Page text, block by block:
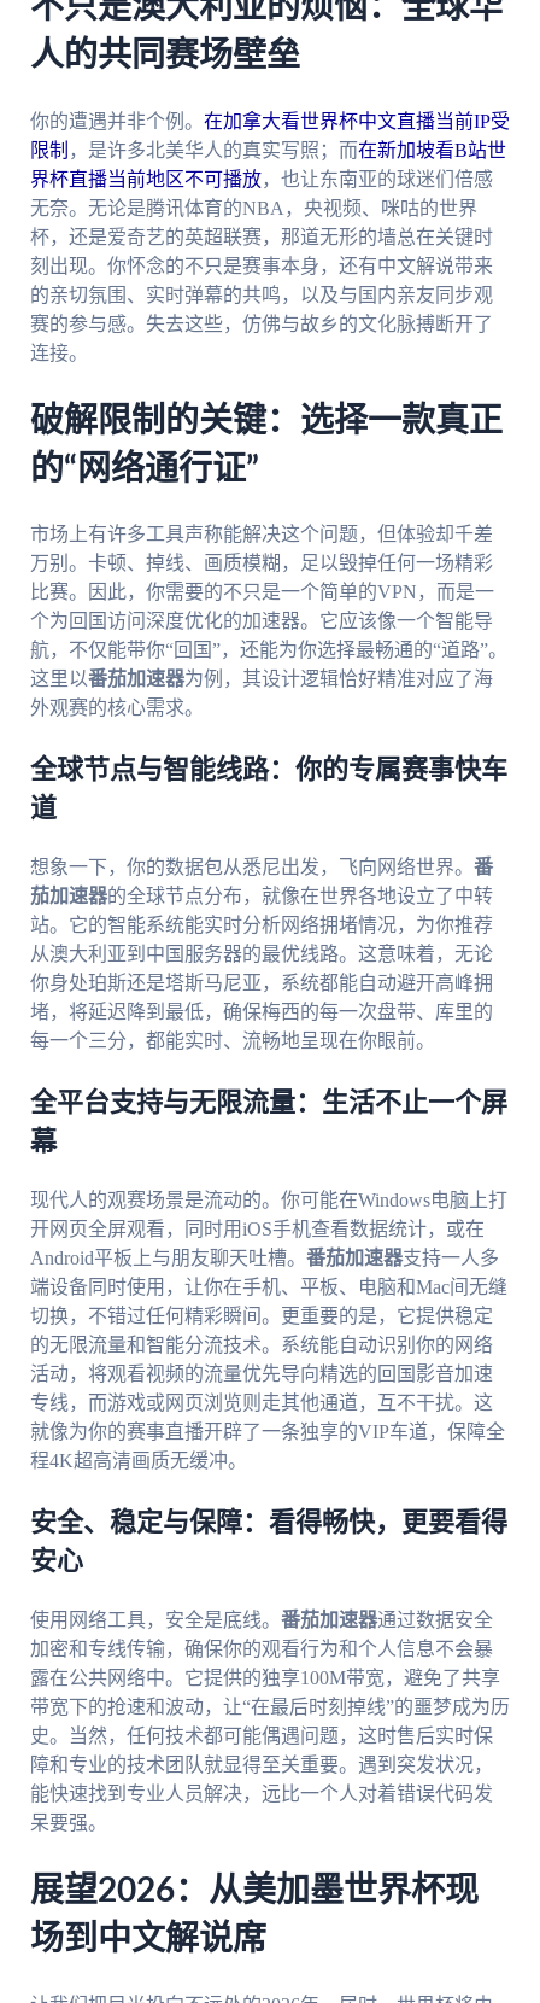
不只是澳大利亚的烦恼：全球华
人的共同赛场壁垒
你的遭遇并非个例。 在加拿大看世界杯中文直播当前IP受
限制 ，是许多北美华人的真实写照；而在新加坡看B站世
界杯直播当前地区不可播放，也让东南亚的球迷们倍感
无奈。无论是腾讯体育的NBA，央视频、咪咕的世界
杯，还是爱奇艺的英超联赛，那道无形的墙总在关键时
刻出现。你怀念的不只是赛事本身，还有中文解说带来
的亲切氛围、实时弹幕的共鸣，以及与国内亲友同步观
赛的参与感。失去这些，仿佛与故乡的文化脉搏断开了
连接。
破解限制的关键：选择一款真正
的“网络通行证”
市场上有许多工具声称能解决这个问题，但体验却千差
万别。卡顿、掉线、画质模糊，足以毁掉任何一场精彩
比赛。因此，你需要的不只是一个简单的VPN，而是一
个为回国访问深度优化的加速器。它应该像一个智能导
航，不仅能带你“回国”，还能为你选择最畅通的“道路”。
这里以番茄加速器为例，其设计逻辑恰好精准对应了海
外观赛的核心需求。
全球节点与智能线路：你的专属赛事快车
道
想象一下，你的数据包从悉尼出发，飞向网络世界。 番
茄加速器的全球节点分布，就像在世界各地设立了中转
站。它的智能系统能实时分析网络拥堵情况，为你推荐
从澳大利亚到中国服务器的最优线路。这意味着，无论
你身处珀斯还是塔斯马尼亚，系统都能自动避开高峰拥
堵，将延迟降到最低，确保梅西的每一次盘带、库里的
每一个三分，都能实时、流畅地呈现在你眼前。
全平台支持与无限流量：生活不止一个屏
幕
现代人的观赛场景是流动的。你可能在Windows电脑上打
开网页全屏观看，同时用iOS手机查看数据统计，或在
Android平板上与朋友聊天吐槽。 番茄加速器支持一人多
端设备同时使用，让你在手机、平板、电脑和Mac间无缝
切换，不错过任何精彩瞬间。更重要的是，它提供稳定
的无限流量和智能分流技术。系统能自动识别你的网络
活动，将观看视频的流量优先导向精选的回国影音加速
专线，而游戏或网页浏览则走其他通道，互不干扰。这
就像为你的赛事直播开辟了一条独享的VIP车道，保障全
程4K超高清画质无缓冲。
安全、稳定与保障：看得畅快，更要看得
安心
使用网络工具，安全是底线。 番茄加速器通过数据安全
加密和专线传输，确保你的观看行为和个人信息不会暴
露在公共网络中。它提供的独享100M带宽，避免了共享
带宽下的抢速和波动，让“在最后时刻掉线”的噩梦成为历
史。当然，任何技术都可能偶遇问题，这时售后实时保
障和专业的技术团队就显得至关重要。遇到突发状况，
能快速找到专业人员解决，远比一个人对着错误代码发
呆要强。
展望2026：从美加墨世界杯现
场到中文解说席